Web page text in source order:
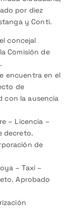
por diez
y Conti.
concejal
Comisión de
encuentra en el
de
con la ausencia
– Licencia –
decreto.
de
– Taxi –
Aprobado